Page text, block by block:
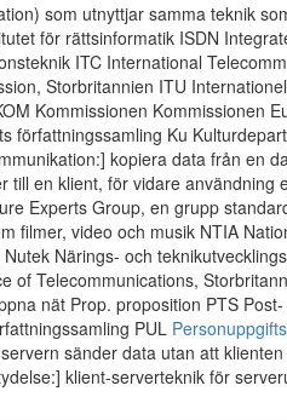
som utnyttjar samma teknik
för rättsinformatik ISDN
ITC International
Storbritannien ITU
Kommissionen Kommissionen
författningssamling Ku
kopiera data från en
till en klient, för vidare användning
Experts Group, en grupp
filmer, video och musik NTIA
Närings- och
of Telecommunications,
nät Prop. proposition PTS Post-
PUL
sänder data utan att
klient-serverteknik för